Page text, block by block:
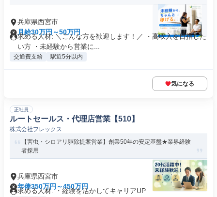
兵庫県西宮市
月給30万円～50万円
求める人材: ＼こんな方を歓迎します！／ ・高収入を目指した
い方 ・未経験から営業に...
交通費支給 駅近5分以内
気になる
正社員
ルートセールス・代理店営業【510】
株式会社フレックス
【害虫・シロアリ駆除提案営業】創業50年の安定基盤★業界経験
者採用
兵庫県西宮市
年俸350万円～450万円
求める人材: ・経験を活かしてキャリアUP